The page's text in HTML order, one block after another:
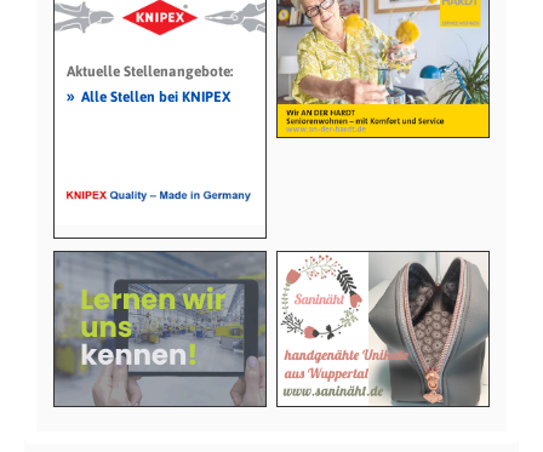
Aktuelle Stellenangebote:
» Alle Stellen bei KNIPEX